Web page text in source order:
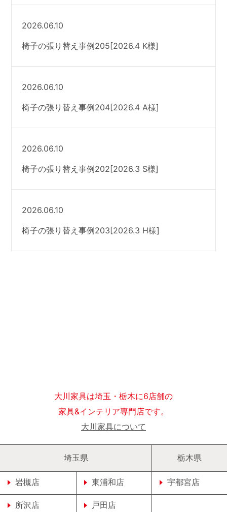
2026.06.10
椅子の張り替え事例205[2026.4 K様]
2026.06.10
椅子の張り替え事例204[2026.4 A様]
2026.06.10
椅子の張り替え事例202[2026.3 S様]
2026.06.10
椅子の張り替え事例203[2026.3 H様]
大川家具は埼玉・栃木に6店舗の
家具&インテリア専門店です。
大川家具について
埼玉県
岩槻店 東浦和店
所沢店 戸田店
栃木県
宇都宮店